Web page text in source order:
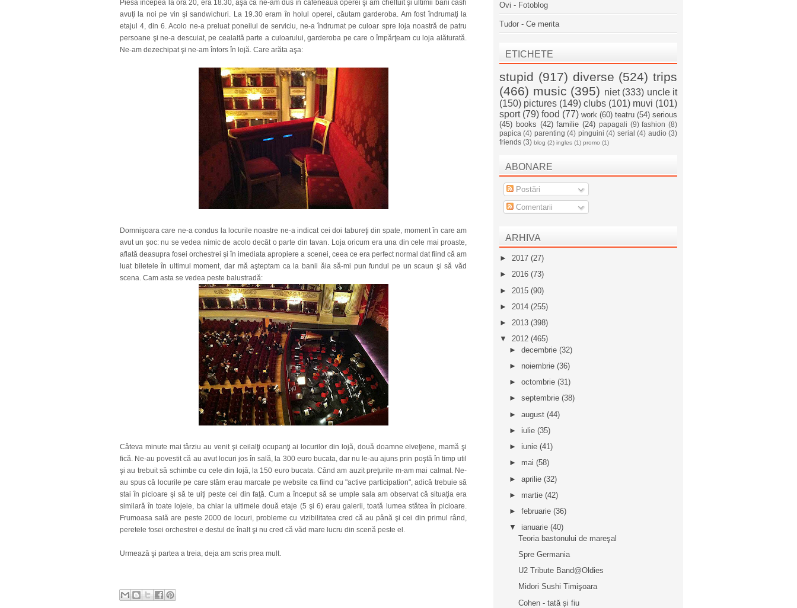
Piesa începea la ora 20, era 18.30, aşa că ne-am dus în cafeneaua operei şi am cheltuit şi ultimii bani cash
avuţi la noi pe vin şi sandwichuri. La 19.30 eram în holul operei, căutam garderoba. Am fost îndrumaţi la
etajul 4, din 6. Acolo ne-a preluat poneilul de serviciu, ne-a îndrumat pe culoar spre loja noastră de patru
persoane şi ne-a descuiat, pe cealaltă parte a culoarului, garderoba pe care o împărţeam cu loja alăturată.
Ne-am dezechipat şi ne-am întors în lojă. Care arăta aşa:
Domnişoara care ne-a condus la locurile noastre ne-a indicat cei doi tabureţi din spate, moment în care am
avut un şoc: nu se vedea nimic de acolo decât o parte din tavan. Loja oricum era una din cele mai proaste,
aflată deasupra fosei orchestrei şi în imediata apropiere a scenei, ceea ce era perfect normal dat fiind că am
luat biletele în ultimul moment, dar mă aşteptam ca la banii ăia să-mi pun fundul pe un scaun şi să văd
scena. Cam asta se vedea peste balustradă:
Câteva minute mai târziu au venit şi ceilalţi ocupanţi ai locurilor din lojă, două doamne elveţiene, mamă şi
fică. Ne-au povestit că au avut locuri jos în sală, la 300 euro bucata, dar nu le-au ajuns prin poştă în timp util
şi au trebuit să schimbe cu cele din lojă, la 150 euro bucata. Când am auzit preţurile m-am mai calmat. Ne-
au spus că locurile pe care stăm erau marcate pe website ca fiind cu "active participation", adică trebuie să
stai în picioare şi să te uiţi peste cei din faţă. Cum a început să se umple sala am observat că situaţia era
similară în toate lojele, ba chiar la ultimele două etaje (5 şi 6) erau galerii, toată lumea stătea în picioare.
Frumoasa sală are peste 2000 de locuri, probleme cu vizibilitatea cred că au până şi cei din primul rând,
peretele fosei orchestrei e destul de înalt şi nu cred că văd mare lucru din scenă peste el.
Urmează şi partea a treia, deja am scris prea mult.
Ovi - Fotoblog
Tudor - Ce merita
ETICHETE
stupid (917) diverse (524) trips
(466) music (395) niet (333) uncle it
(150) pictures (149) clubs (101) muvi (101)
sport (79) food (77) work (60) teatru (54) serious
(45) books (42) familie (24) papagali (9) fashion (8)
papica (4) parenting (4) pinguini (4) serial (4) audio (3)
friends (3) blog (2) ingles (1) promo (1)
ABONARE
Postări
Comentarii
ARHIVA
► 2017 (27)
► 2016 (73)
► 2015 (90)
► 2014 (255)
► 2013 (398)
▼ 2012 (465)
► decembrie (32)
► noiembrie (36)
► octombrie (31)
► septembrie (38)
► august (44)
► iulie (35)
► iunie (41)
► mai (58)
► aprilie (32)
► martie (42)
► februarie (36)
▼ ianuarie (40)
Teoria bastonului de mareşal
Spre Germania
U2 Tribute Band@Oldies
Midori Sushi Timişoara
Cohen - tată și fiu